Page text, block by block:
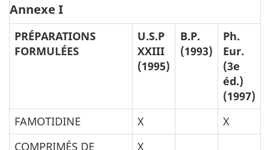
Annexe I
PRÉPARATIONS
FORMULÉES
U.S.P
XXIII
(1995)
B.P.
(1993)
Ph.
Eur.
(3e
éd.)
(1997)
FAMOTIDINE
X
X
COMPRIMÉS DE
X